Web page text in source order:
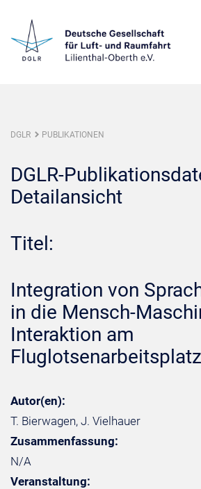
DGLR PUBLIKATIONEN
DGLR-
Detailansicht
Titel:
Integration von
in die Mensch-
Interaktion am
Fluglotsenarbeitsplatz
Autor(en):
T. Bierwagen, J. Vielhauer
Zusammenfassung:
N/A
Veranstaltung: